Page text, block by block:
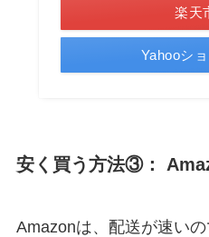
楽天
Yahooシ
安く買う方法③：
Amazonは、配送が速い